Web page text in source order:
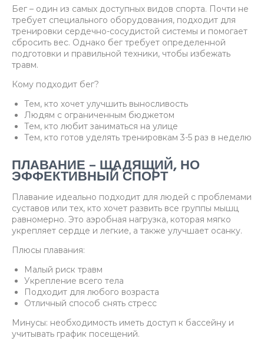
Бег – один из самых доступных видов спорта. Почти не
требует специального оборудования, подходит для
тренировки сердечно-сосудистой системы и помогает
сбросить вес. Однако бег требует определенной
подготовки и правильной техники, чтобы избежать
травм.
Кому подходит бег?
Тем, кто хочет улучшить выносливость
Людям с ограниченным бюджетом
Тем, кто любит заниматься на улице
Тем, кто готов уделять тренировкам 3-5 раз в неделю
ПЛАВАНИЕ – ЩАДЯЩИЙ, НО
ЭФФЕКТИВНЫЙ СПОРТ
Плавание идеально подходит для людей с проблемами
суставов или тех, кто хочет развить все группы мышц
равномерно. Это аэробная нагрузка, которая мягко
укрепляет сердце и легкие, а также улучшает осанку.
Плюсы плавания:
Малый риск травм
Укрепление всего тела
Подходит для любого возраста
Отличный способ снять стресс
Минусы: необходимость иметь доступ к бассейну и
учитывать график посещений.